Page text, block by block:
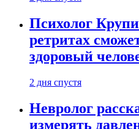
Психолог
ретритах
здоровый
2 дня спустя
Невролог
измерять